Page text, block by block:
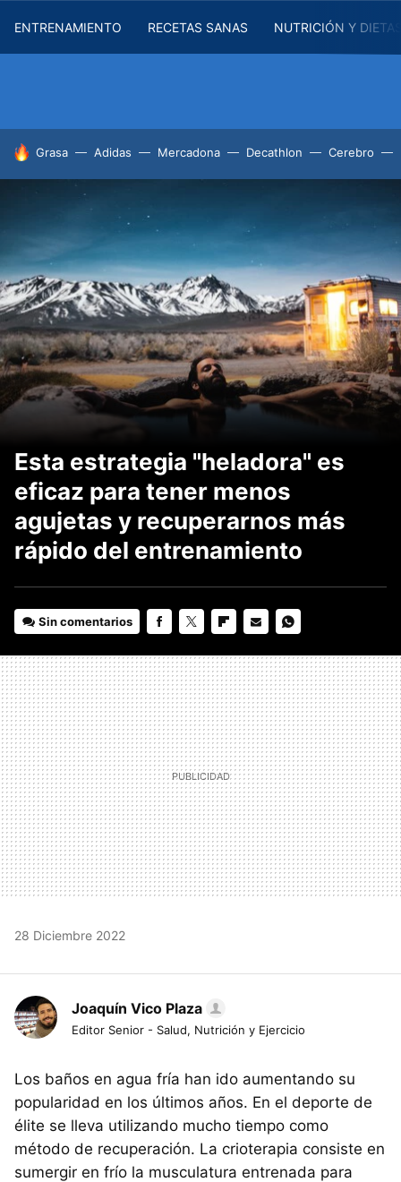
ENTRENAMIENTO RECETAS SANAS NUTRICIÓN Y
HOY SE HABLA DE
Grasa Adidas Mercadona Decathlon Cerebro
Esta estrategia "heladora" es
eficaz para tener menos
agujetas y recuperarnos más
rápido del entrenamiento
Sin comentarios
MAIL
28 Diciembre 2022
Joaquín Vico Plaza
Editor Senior - Salud, Nutrición y Ejercicio
Los baños en agua fría han ido aumentando su
popularidad en los últimos años. En el deporte de
élite se lleva utilizando mucho tiempo como
método de recuperación. La crioterapia consiste en
sumergir en frío la musculatura entrenada para